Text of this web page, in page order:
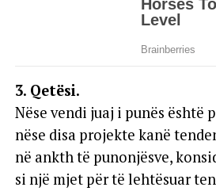
3. Qetësi.
Nëse vendi juaj i punës është
nëse disa projekte kanë
në ankth të punonjësve,
si një mjet për të lehtësuar